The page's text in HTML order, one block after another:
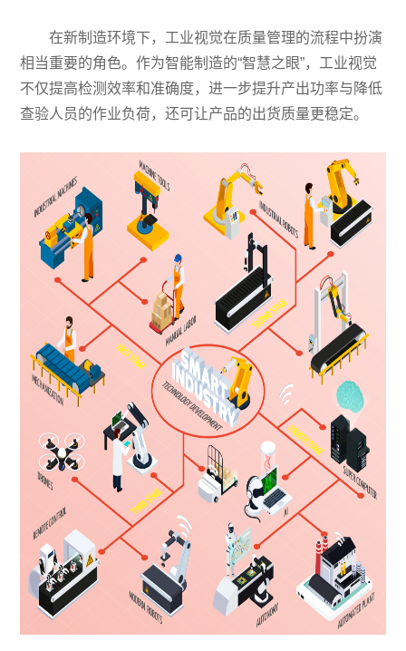
在新制造环境下，工业视觉在质量管理的流程中扮演
相当重要的角色。作为智能制造的“智慧之眼”，工业视觉
不仅提高检测效率和准确度，进一步提升产出功率与降低
查验人员的作业负荷，还可让产品的出货质量更稳定。